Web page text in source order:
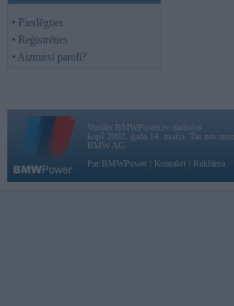
• Pieslēgties
• Reģistrēties
• Aizmirsi paroli?
Vortāls BMWPower.lv darbojas
kopš 2002. gada 14. maija. Tas nav
BMW AG.
Par BMWPower
Kontakti Reklāma